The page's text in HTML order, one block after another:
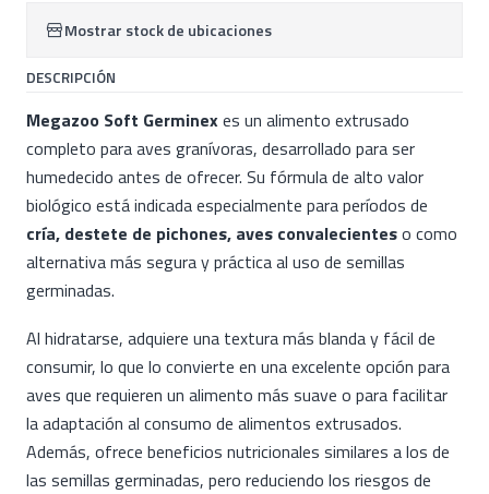
Mostrar stock de ubicaciones
DESCRIPCIÓN
Megazoo Soft Germinexes un alimento extrusado
completo para aves granívoras, desarrollado para ser
humedecido antes de ofrecer. Su fórmula de alto valor
biológico está indicada especialmente para períodos de
cría, destete de pichones, aves convalecienteso como
alternativa más segura y práctica al uso de semillas
germinadas.
Al hidratarse, adquiere una textura más blanda y fácil de
consumir, lo que lo convierte en una excelente opción para
aves que requieren un alimento más suave o para facilitar
la adaptación al consumo de alimentos extrusados.
Además, ofrece beneficios nutricionales similares a los de
las semillas germinadas, pero reduciendo los riesgos de